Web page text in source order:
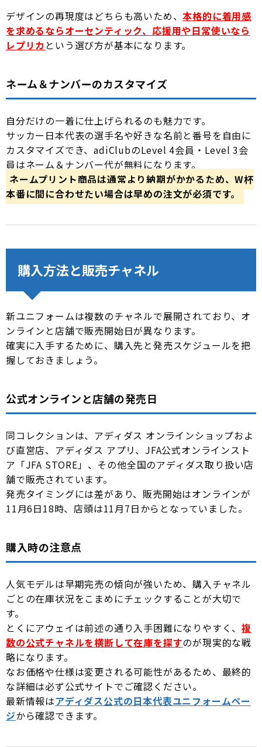
デザインの再現度はどちらも高いため、本格的に着用感
を求めるならオーセンティック、応援用や日常使いなら
レプリカ という選び方が基本になります。
ネーム＆ナンバーのカスタマイズ
自分だけの一着に仕上げられるのも魅力です。
サッカー日本代表の選手名や好きな名前と番号を自由に
カスタマイズでき、adiClubのLevel 4会員・Level 3会
員はネーム＆ナンバー代が無料になります。
ネームプリント商品は通常より納期がかかるため、W杯
本番に間に合わせたい場合は早めの注文が必須です。
購入方法と販売チャネル
新ユニフォームは複数のチャネルで展開されており、オ
ンラインと店舗で販売開始日が異なります。
確実に入手するために、購入先と発売スケジュールを把
握しておきましょう。
公式オンラインと店舗の発売日
同コレクションは、アディダス オンラインショップおよ
び直営店、アディダス アプリ、JFA公式オンラインスト
ア「JFA STORE」、その他全国のアディダス取り扱い店
舗で販売されています。
発売タイミングには差があり、販売開始はオンラインが
11月6日18時、店頭は11月7日からとなっていました。
購入時の注意点
人気モデルは早期完売の傾向が強いため、購入チャネル
ごとの在庫状況をこまめにチェックすることが大切で
す。
とくにアウェイは前述の通り入手困難になりやすく、複
数の公式チャネルを横断して在庫を探すのが現実的な戦
略になります。
なお価格や仕様は変更される可能性があるため、最終的
な詳細は必ず公式サイトでご確認ください。
最新情報はアディダス公式の日本代表ユニフォームペー
ジから確認できます。